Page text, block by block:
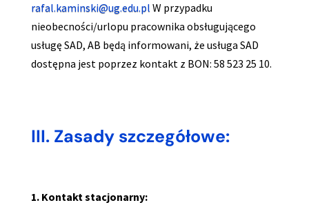
rafal.kaminski@ug.edu.pl W przypadku
nieobecności/urlopu pracownika obsługującego
usługę SAD, AB będą informowani, że usługa SAD
dostępna jest poprzez kontakt z BON: 58 523 25 10.
III. Zasady szczegółowe:
1. Kontakt stacjonarny: